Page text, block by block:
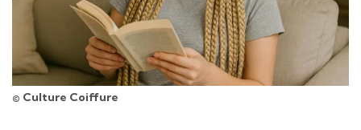
© Culture Coiffure